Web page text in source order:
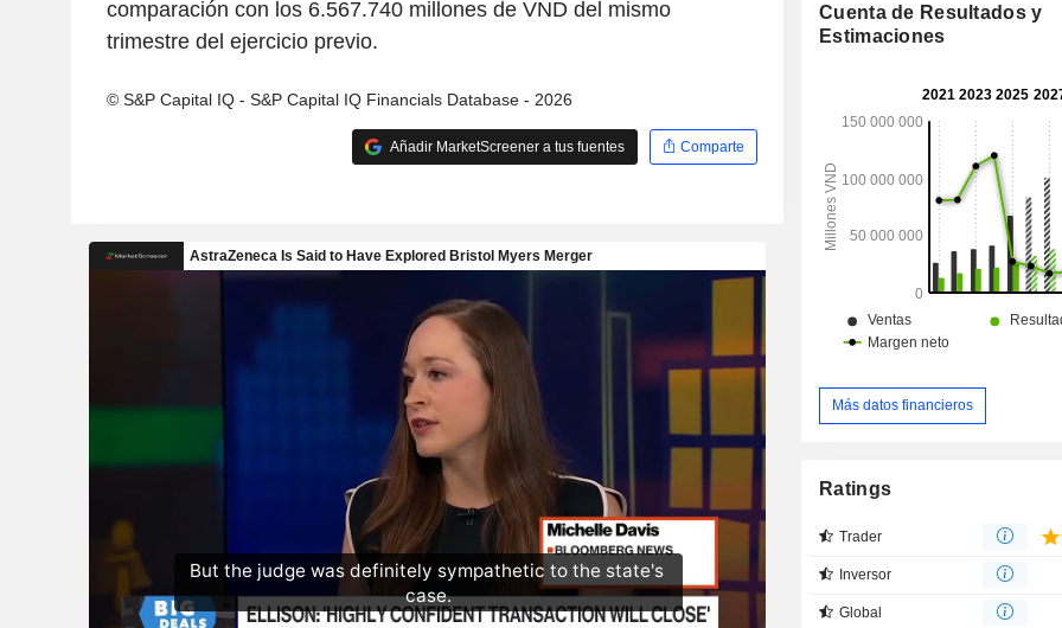
comparación con los 6.567.740 millones de VND del mismo
trimestre del ejercicio previo.
© S&P Capital IQ - S&P Capital IQ Financials Database - 2026
Añadir MarketScreener a tus fuentes Comparte
Cuenta de Resultados y
Estimaciones
Más datos financieros
Ratings
Trader
Inversor
Global